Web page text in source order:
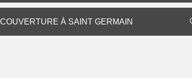
À SAINT GERMAIN